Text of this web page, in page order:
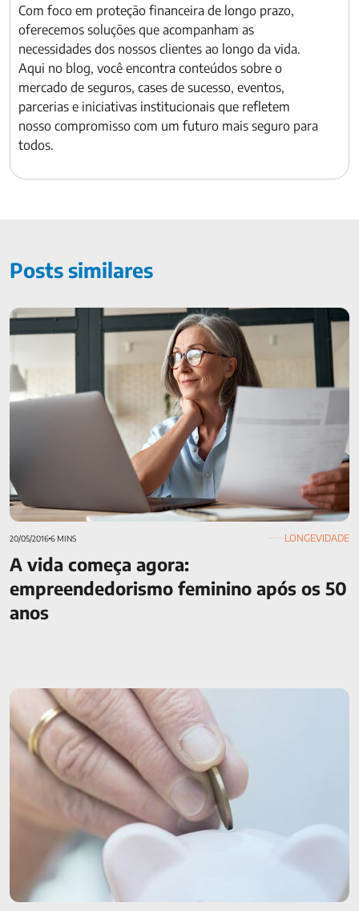
Com foco em proteção financeira de longo prazo,
oferecemos soluções que acompanham as
necessidades dos nossos clientes ao longo da vida.
Aqui no blog, você encontra conteúdos sobre o
mercado de seguros, cases de sucesso, eventos,
parcerias e iniciativas institucionais que refletem
nosso compromisso com um futuro mais seguro para
todos.
Posts similares
A vida começa agora: empreendedorismo feminino após os
50 anos
20/05/20166 MINS LONGEVIDADE
A vida começa agora:
empreendedorismo feminino após os 50
anos
Brasil cai no ranking mundial de preparo para a
aposentadoria